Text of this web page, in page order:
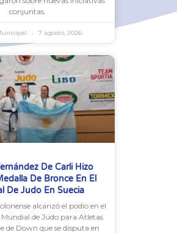
conjuntas.
7 agosto, 2026
De Carli Hizo
De Bronce En El
De Judo En Suecia
alcanzó el podio en el
de Judo para Atletas
de Down que se disputa en